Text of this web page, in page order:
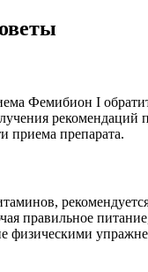
Фемибион I
рекомендаций
приема препарата.
правильное
физическими